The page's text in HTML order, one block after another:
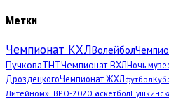
Метки
Чемпионат КХЛВолейбол
ПучковаТНТЧемпионат ВХЛНочь
ДроздецкогоЧемпионат ЖХЛфутбол
Литейном»ЕВРО-2020Баскетбол